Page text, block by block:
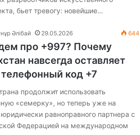
бьет тревогу: новейшие…
Әлібай 29.05.2026 644
про +997? Почему
навсегда оставляет
код +7
продолжит использовать
«семерку», но теперь уже на
равноправного партнера с
Федерацией на международном